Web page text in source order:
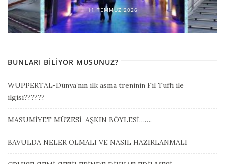
11 TEMMUZ 2026
BUNLARI BILIYOR MUSUNUZ?
WUPPERTAL-Dünya’nın ilk asma treninin Fil Tuffi ile
ilgisi??????
MASUMİYET MÜZESİ-AŞKIN BÖYLESİ…….
BAVULDA NELER OLMALI VE NASIL HAZIRLANMALI